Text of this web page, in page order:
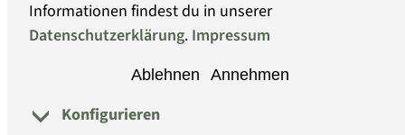
machen heute die Blickachse durch Tor, Zwinger
und Vortor wieder sichtbar, den Ort als
Diesem Architekturerlebnis fühlt sich die 2012
eröffnete Dauerausstellung inhaltlich
verpflichtet. Die über 800 für die Ausstellung
Datenschutz
© Museumsverband Brandenburg
Informationen findest du in unserer
Datenschutzerklärung. Impressum
Ablehnen Annehmen
Konfigurieren